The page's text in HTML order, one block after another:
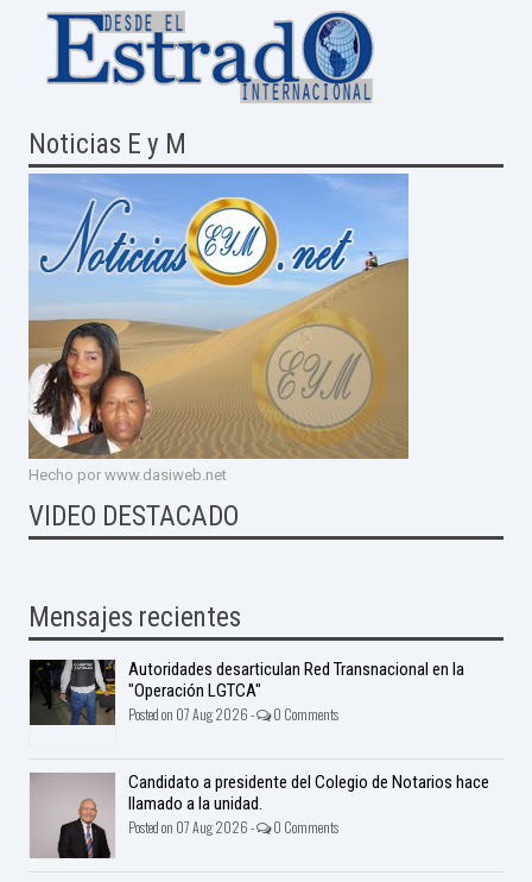
Noticias E y M
Hecho por www.dasiweb.net
VIDEO DESTACADO
Mensajes recientes
Autoridades desarticulan Red Transnacional en la
"Operación LGTCA"
Posted on 07 Aug 2026 - 0 Comments
Candidato a presidente del Colegio de Notarios hace
llamado a la unidad.
Posted on 07 Aug 2026 - 0 Comments